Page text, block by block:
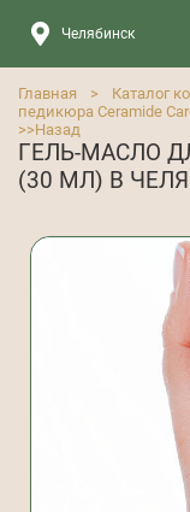
Челябинск
Главная > Каталог
педикюра Ceramide
>>Назад
ГЕЛЬ-МАСЛО
(30 МЛ) В